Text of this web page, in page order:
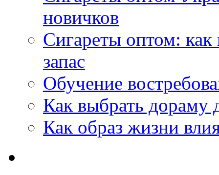
новичков
Сигареты оптом:
запас
Обучение
Как выбрать дораму
Как образ жизни